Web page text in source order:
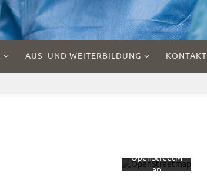
AUS- UND WEITERBILDUNG KONTAKT
Mit dem
OpenStreetM
ap